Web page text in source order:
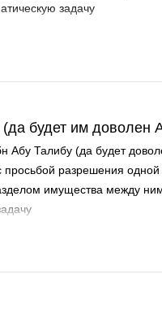
задачу
будет им доволен
Абу Талибу (да будет
просьбой разрешения
имущества между